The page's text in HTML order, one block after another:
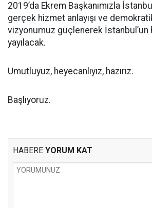
2019’da Ekrem Başkanımızla
gerçek hizmet anlayışı ve
vizyonumuz güçlenerek İstanbul’un
yayılacak.
Umutluyuz, heyecanlıyız, hazırız.
Başlıyoruz.
HABERE YORUM KAT